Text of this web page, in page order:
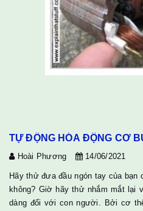
TỰ ĐỘNG HÓA ĐỘNG CƠ
Hoài Phương 14/06/2021
Hãy thử đưa đầu ngón tay của bạn
không? Giờ hãy thử nhắm mắt lại
dàng đối với con người. Bởi cơ